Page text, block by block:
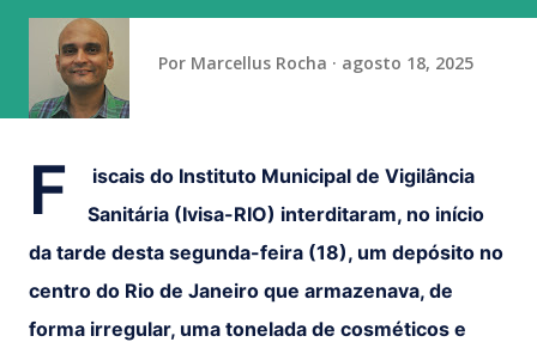
Por Marcellus Rocha agosto 18, 2025
F
iscais do Instituto Municipal de Vigilância
Sanitária (Ivisa-RIO) interditaram, no início
da tarde desta segunda-feira (18), um depósito no
centro do Rio de Janeiro que armazenava, de
forma irregular, uma tonelada de cosméticos e